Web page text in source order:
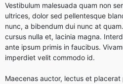
Vestibulum malesuada quam non
ultrices, dolor sed pellentesque
nunc, a bibendum dui nunc at
cursus nulla et, lacinia magna.
ante ipsum primis in faucibus.
imperdiet velit commodo id.
Maecenas auctor, lectus et placerat